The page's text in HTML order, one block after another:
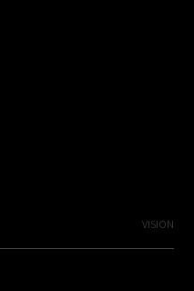
VISION